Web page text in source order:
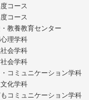
コース
コース
教養教育センター
理学科
会学科
会学科
コミュニケーション学科
化学科
コミュニケーション学科